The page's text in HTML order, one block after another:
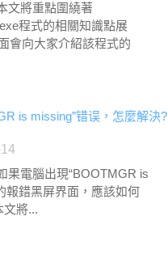
文將重點圍繞著
程式的相關知識點展
會向大家介紹該程式的
is missing”错误，怎麼解決?
果電腦出現“BOOTMGR is
報錯黑屏界面，應該如何
文將...